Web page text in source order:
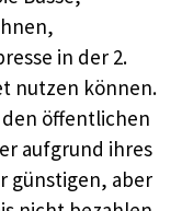
in der 2.
nutzen können.
den öffentlichen
aufgrund ihres
günstigen, aber